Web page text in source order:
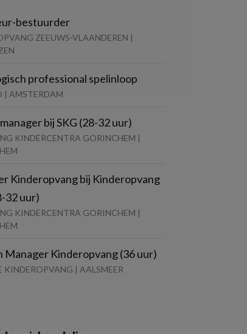
bestuurder
ZEEUWS-VLAANDEREN |
professional spelinloop
| AMSTERDAM
bij SKG (28-32 uur)
KINDERCENTRA GORINCHEM |
Kinderopvang bij Kinderopvang
32 uur)
KINDERCENTRA GORINCHEM |
Manager Kinderopvang (36 uur)
KINDEROPVANG | AALSMEER